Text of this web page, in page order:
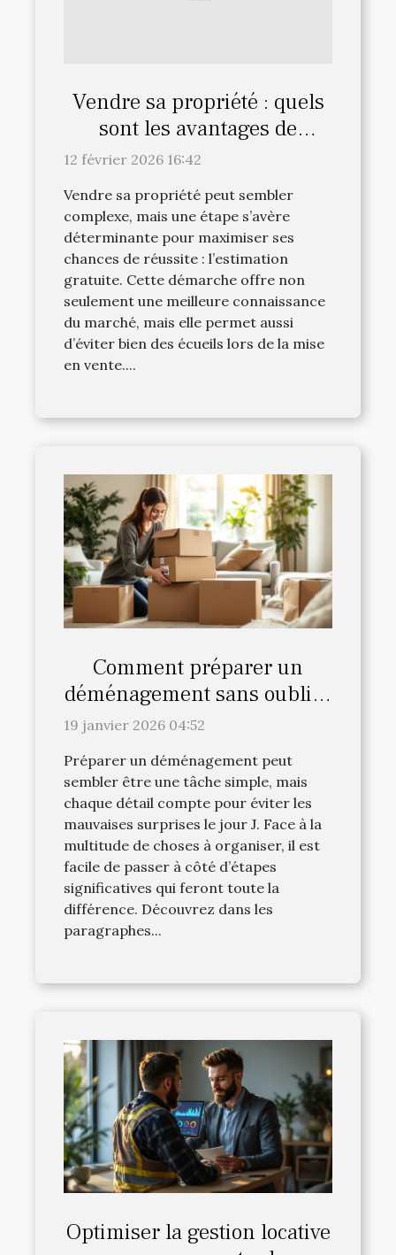
Vendre sa propriété : quels
sont les avantages de
l'estimation gratuite ?
12 février 2026 16:42
Vendre sa propriété peut sembler
complexe, mais une étape s’avère
déterminante pour maximiser ses
chances de réussite : l’estimation
gratuite. Cette démarche offre non
seulement une meilleure connaissance
du marché, mais elle permet aussi
d’éviter bien des écueils lors de la mise
en vente....
Comment préparer un
déménagement sans oublier
les détails cruciaux ?
19 janvier 2026 04:52
Préparer un déménagement peut
sembler être une tâche simple, mais
chaque détail compte pour éviter les
mauvaises surprises le jour J. Face à la
multitude de choses à organiser, il est
facile de passer à côté d’étapes
significatives qui feront toute la
différence. Découvrez dans les
paragraphes...
Optimiser la gestion locative